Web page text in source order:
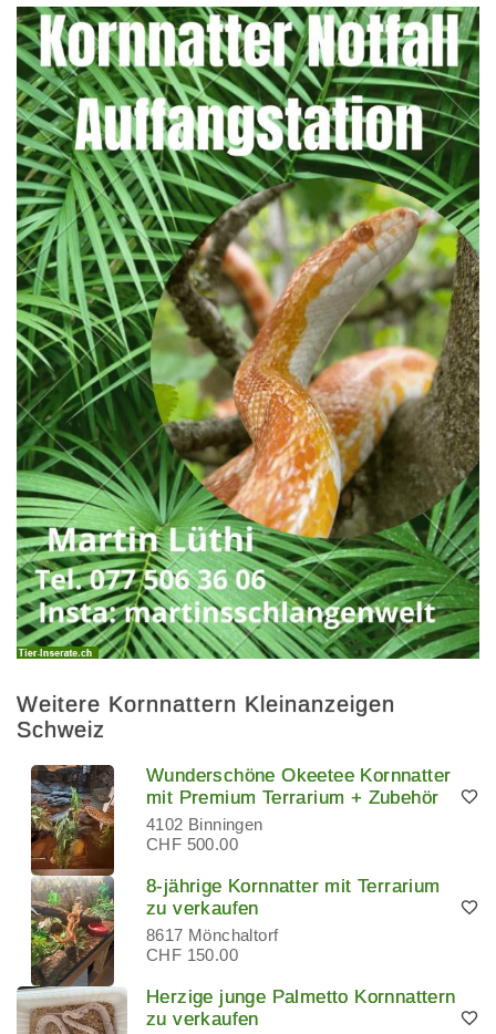
Weitere Kornnattern Kleinanzeigen
Schweiz
Wunderschöne Okeetee Kornnatter
mit Premium Terrarium + Zubehör
4102 Binningen
CHF 500.00
8-jährige Kornnatter mit Terrarium
zu verkaufen
8617 Mönchaltorf
CHF 150.00
Herzige junge Palmetto Kornnattern
zu verkaufen